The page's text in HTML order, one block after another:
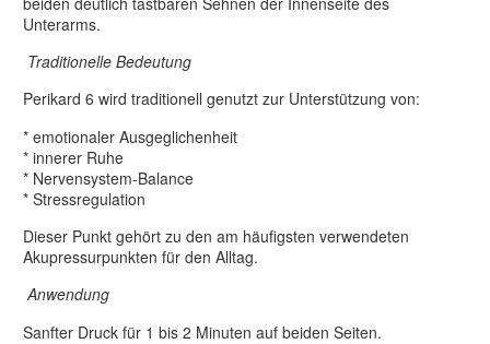
Unterarms.
Traditionelle Bedeutung
Perikard 6 wird traditionell genutzt zur Unterstützung von:
* emotionaler Ausgeglichenheit
* innerer Ruhe
* Nervensystem-Balance
* Stressregulation
Dieser Punkt gehört zu den am häufigsten verwendeten
Akupressurpunkten für den Alltag.
Anwendung
Sanfter Druck für 1 bis 2 Minuten auf beiden Seiten.